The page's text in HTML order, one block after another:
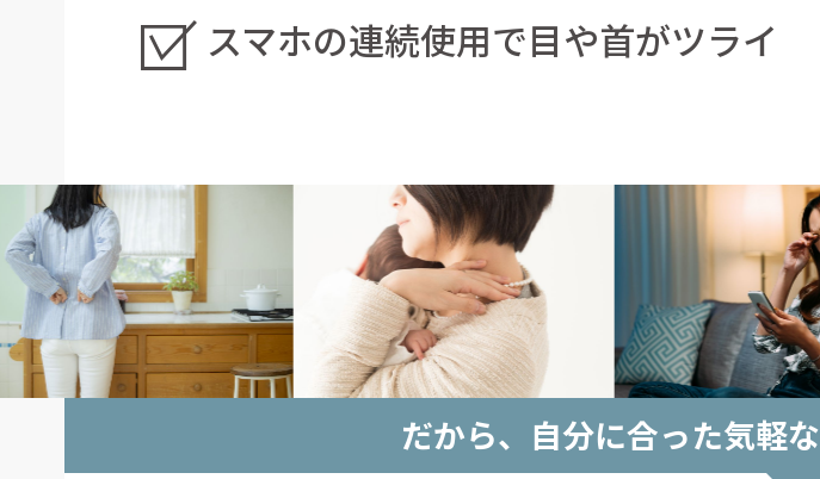
スマホの連続使用で目や首がツライ
だから、自分に合った気軽な